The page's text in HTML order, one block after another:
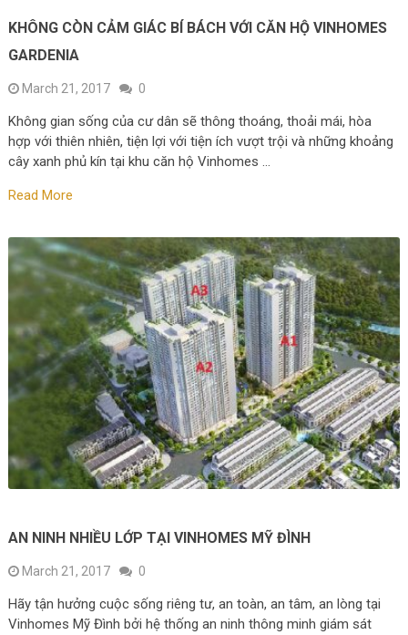
KHÔNG CÒN CẢM GIÁC BÍ BÁCH VỚI CĂN HỘ VINHOMES
GARDENIA
March 21, 2017 0
Không gian sống của cư dân sẽ thông thoáng, thoải mái, hòa
hợp với thiên nhiên, tiện lợi với tiện ích vượt trội và những khoảng
cây xanh phủ kín tại khu căn hộ Vinhomes …
Read More
AN NINH NHIỀU LỚP TẠI VINHOMES MỸ ĐÌNH
March 21, 2017 0
Hãy tận hưởng cuộc sống riêng tư, an toàn, an tâm, an lòng tại
Vinhomes Mỹ Đình bởi hệ thống an ninh thông minh giám sát